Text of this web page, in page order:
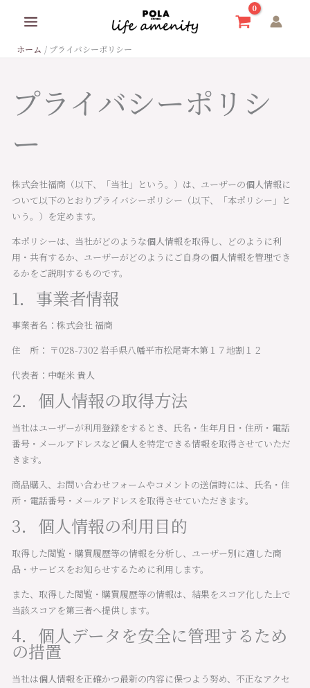
ホーム プライバシーポリシー
プライバシーポリシ
ー
株式会社福商（以下、「当社」という。）は、ユーザーの個人情報に
ついて以下のとおりプライバシーポリシー（以下、「本ポリシー」と
いう。）を定めます。
本ポリシーは、当社がどのような個人情報を取得し、どのように利
用・共有するか、ユーザーがどのようにご自身の個人情報を管理でき
るかをご説明するものです。
1．事業者情報
事業者名：株式会社 福商
住 所： 〒028-7302 岩手県八幡平市松尾寄木第１７地割１２
代表者：中軽米 貴人
2．個人情報の取得方法
当社はユーザーが利用登録をするとき、氏名・生年月日・住所・電話
番号・メールアドレスなど個人を特定できる情報を取得させていただ
きます。
商品購入、お問い合わせフォームやコメントの送信時には、氏名・住
所・電話番号・メールアドレスを取得させていただきます。
3．個人情報の利用目的
取得した閲覧・購買履歴等の情報を分析し、ユーザー別に適した商
品・サービスをお知らせするために利用します。
また、取得した閲覧・購買履歴等の情報は、結果をスコア化した上で
当該スコアを第三者へ提供します。
4．個人データを安全に管理するため
の措置
当社は個人情報を正確かつ最新の内容に保つよう努め、不正なアクセ